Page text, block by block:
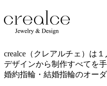
crealce（クレアルチェ）は
デザインから制作すべてを
婚約指輪・結婚指輪のオー